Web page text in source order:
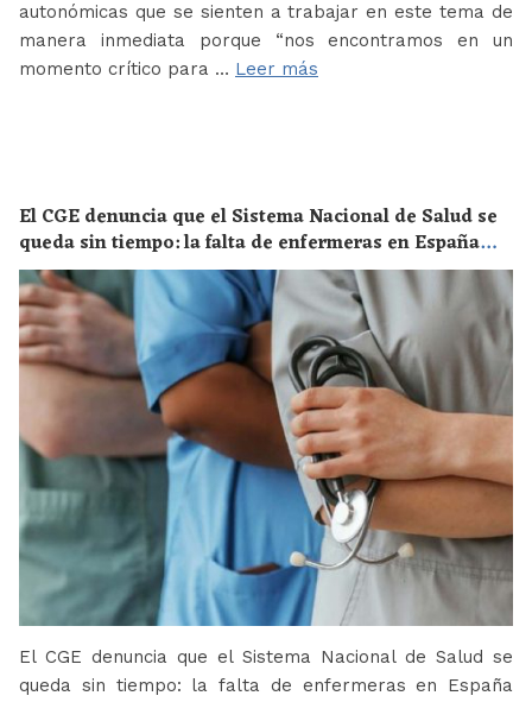
autonómicas que se sienten a trabajar en este tema de
manera inmediata porque “nos encontramos en un
momento crítico para … Leer más
El CGE denuncia que el Sistema Nacional de Salud se
queda sin tiempo: la falta de enfermeras en España
supone un riesgo enorme para la salud de toda la
población
El CGE denuncia que el Sistema Nacional de Salud se
queda sin tiempo: la falta de enfermeras en España